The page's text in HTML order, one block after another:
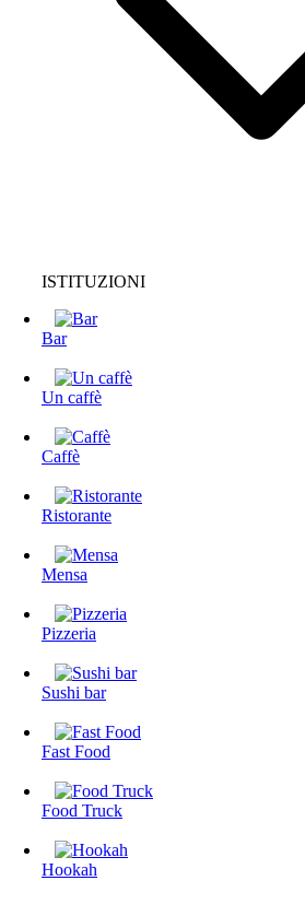
ISTITUZIONI
Bar
Un caffè
Caffè
Ristorante
Mensa
Pizzeria
Sushi bar
Fast Food
Food Truck
Hookah